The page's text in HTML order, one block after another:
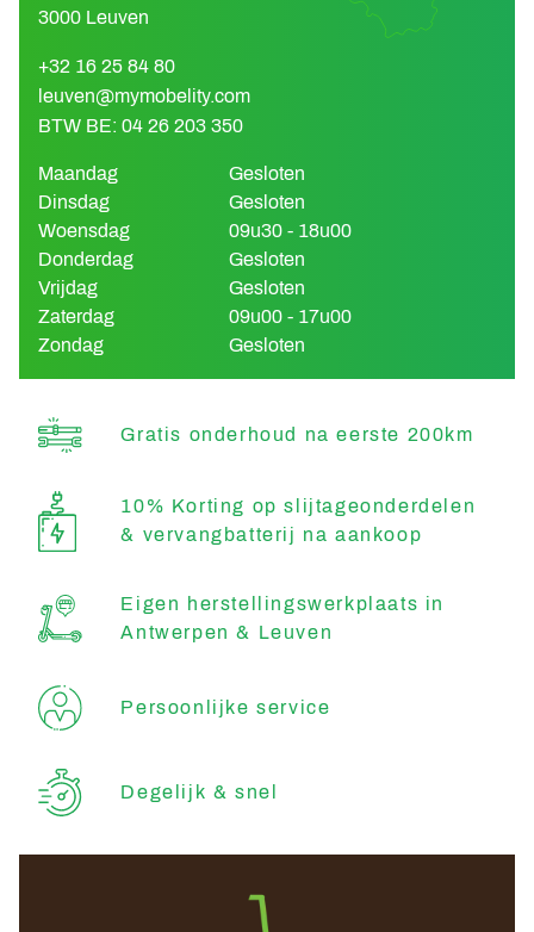
3000 Leuven
+32 16 25 84 80
leuven@mymobelity.com
BTW BE: 04 26 203 350
Maandag
Gesloten
Dinsdag
Gesloten
Woensdag
09u30 - 18u00
Donderdag
Gesloten
Vrijdag
Gesloten
Zaterdag
09u00 - 17u00
Zondag
Gesloten
Gratis onderhoud na eerste 200km
10% Korting op slijtageonderdelen
& vervangbatterij na aankoop
Eigen herstellingswerkplaats in
Antwerpen & Leuven
Persoonlijke service
Degelijk & snel